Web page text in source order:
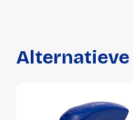
Hoogte: